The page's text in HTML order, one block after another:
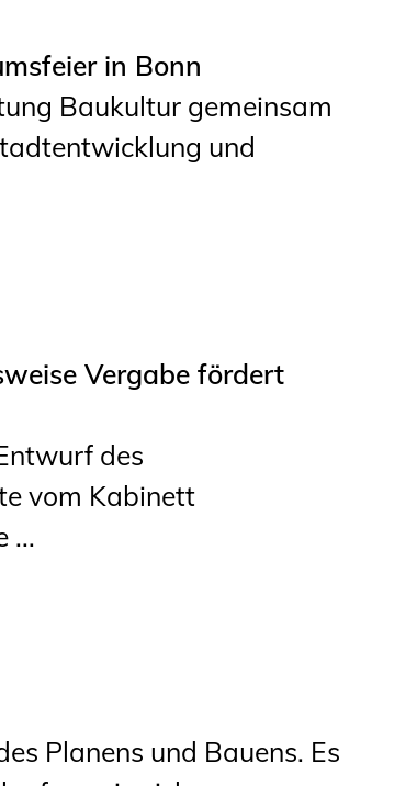
in Bonn
Baukultur gemeinsam
und
Vergabe fördert
des
vom Kabinett
...
Planens und Bauens. Es